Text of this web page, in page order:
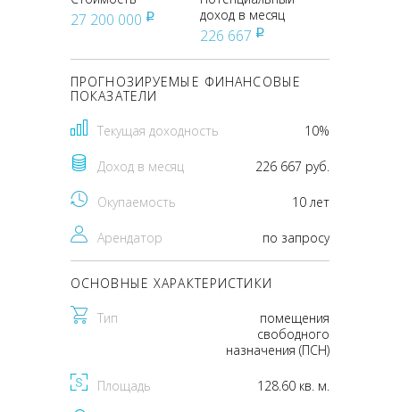
27 200 000 pуб
доход в месяц
226 667 pуб
ПРОГНОЗИРУЕМЫЕ ФИНАНСОВЫЕ
ПОКАЗАТЕЛИ
Текущая доходность 10%
Доход в месяц 226 667 руб.
Окупаемость 10 лет
Арендатор по запросу
ОСНОВНЫЕ ХАРАКТЕРИСТИКИ
Тип
помещения
свободного
назначения (ПСН)
Площадь 128.60 кв. м.